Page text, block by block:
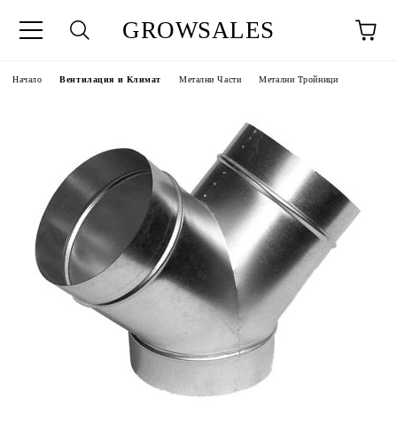
GROWSALES
Начало Вентилация и Климат Метални Части Метални Тройници